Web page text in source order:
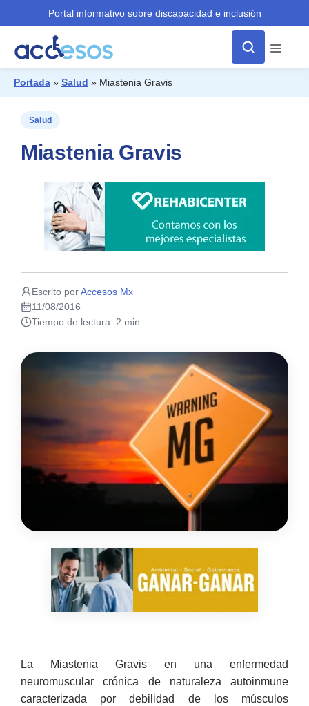
Portal informativo sobre discapacidad e inclusión
Menú
Portada » Salud » Miastenia Gravis
Salud
Miastenia Gravis
Escrito porAccesos Mx
11/08/2016
Tiempo de lectura: 2 min
La Miastenia Gravis en una enfermedad
neuromuscular crónica de naturaleza autoinmune
caracterizada por debilidad de los músculos